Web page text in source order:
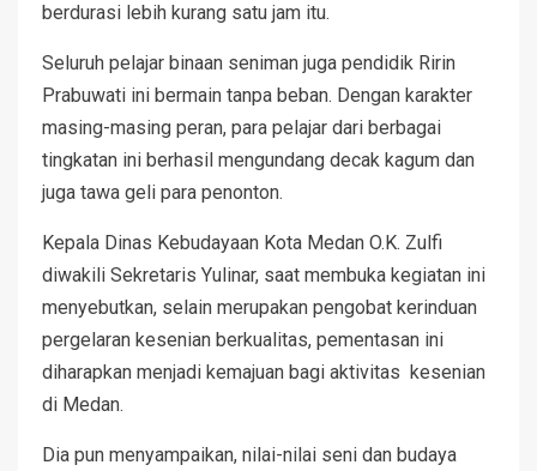
berdurasi lebih kurang satu jam itu.
Seluruh pelajar binaan seniman juga pendidik Ririn
Prabuwati ini bermain tanpa beban. Dengan karakter
masing-masing peran, para pelajar dari berbagai
tingkatan ini berhasil mengundang decak kagum dan
juga tawa geli para penonton.
Kepala Dinas Kebudayaan Kota Medan O.K. Zulfi
diwakili Sekretaris Yulinar, saat membuka kegiatan ini
menyebutkan, selain merupakan pengobat kerinduan
pergelaran kesenian berkualitas, pementasan ini
diharapkan menjadi kemajuan bagi aktivitas kesenian
di Medan.
Dia pun menyampaikan, nilai-nilai seni dan budaya